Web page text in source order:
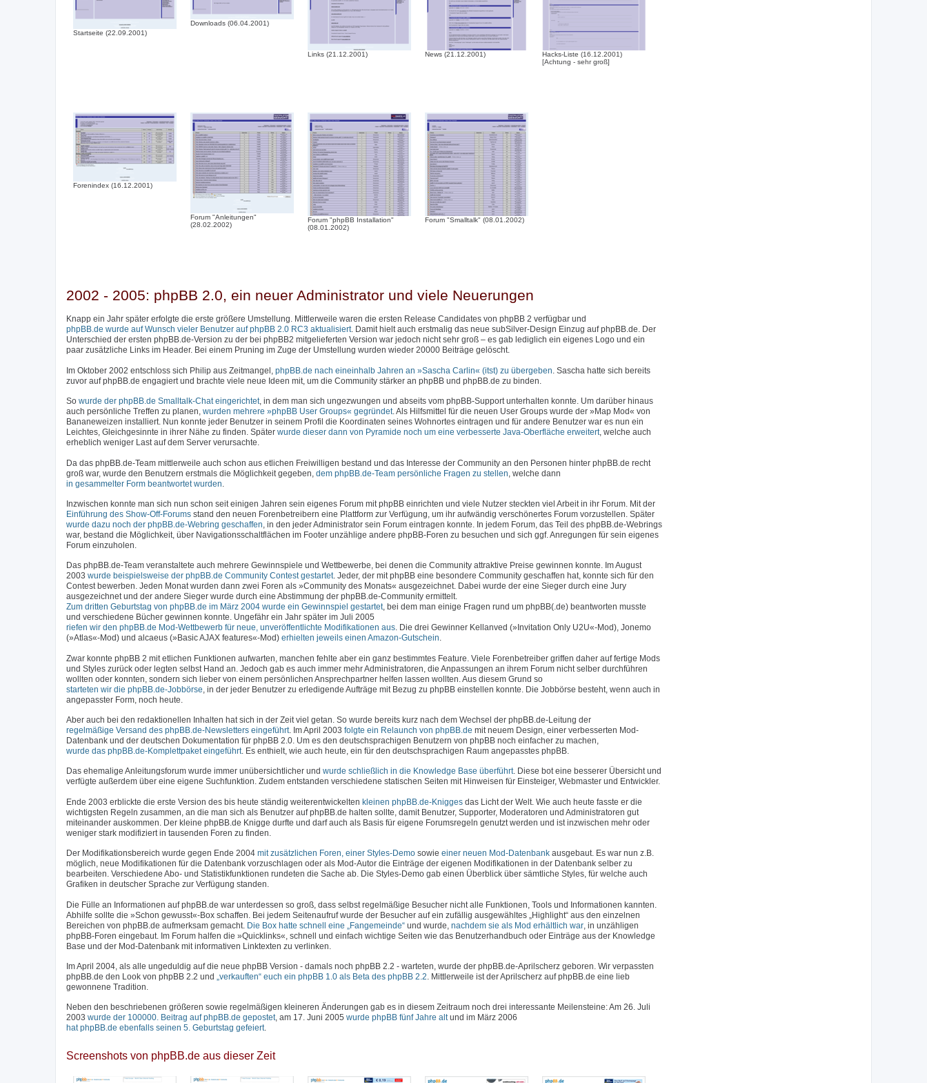
Startseite (22.09.2001)
Downloads (06.04.2001)
Links (21.12.2001) News (21.12.2001)
Hacks-Liste (16.12.2001)
[Achtung - sehr groß]
Forenindex (16.12.2001)
Forum "Anleitungen"
(28.02.2002)
Forum "phpBB Installation"
(08.01.2002)
Forum "Smalltalk" (08.01.2002)
2002 - 2005: phpBB 2.0, ein neuer Administrator und viele Neuerungen
Knapp ein Jahr später erfolgte die erste größere Umstellung. Mittlerweile waren die ersten Release Candidates von phpBB 2 verfügbar und
phpBB.de wurde auf Wunsch vieler Benutzer auf phpBB 2.0 RC3 aktualisiert. Damit hielt auch erstmalig das neue subSilver-Design Einzug auf phpBB.de. Der
Unterschied der ersten phpBB.de-Version zu der bei phpBB2 mitgelieferten Version war jedoch nicht sehr groß – es gab lediglich ein eigenes Logo und ein
paar zusätzliche Links im Header. Bei einem Pruning im Zuge der Umstellung wurden wieder 20000 Beiträge gelöscht.
Im Oktober 2002 entschloss sich Philip aus Zeitmangel, phpBB.de nach eineinhalb Jahren an »Sascha Carlin« (itst) zu übergeben . Sascha hatte sich bereits
zuvor auf phpBB.de engagiert und brachte viele neue Ideen mit, um die Community stärker an phpBB und phpBB.de zu binden.
So wurde der phpBB.de Smalltalk-Chat eingerichtet, in dem man sich ungezwungen und abseits vom phpBB-Support unterhalten konnte. Um darüber hinaus
auch persönliche Treffen zu planen, wurden mehrere »phpBB User Groups« gegründet. Als Hilfsmittel für die neuen User Groups wurde der »Map Mod« von
Bananeweizen installiert. Nun konnte jeder Benutzer in seinem Profil die Koordinaten seines Wohnortes eintragen und für andere Benutzer war es nun ein
Leichtes, Gleichgesinnte in ihrer Nähe zu finden. Später wurde dieser dann von Pyramide noch um eine verbesserte Java-Oberfläche erweitert, welche auch
erheblich weniger Last auf dem Server verursachte.
Da das phpBB.de-Team mittlerweile auch schon aus etlichen Freiwilligen bestand und das Interesse der Community an den Personen hinter phpBB.de recht
groß war, wurde den Benutzern erstmals die Möglichkeit gegeben, dem phpBB.de-Team persönliche Fragen zu stellen , welche dann
in gesammelter Form beantwortet wurden
Inzwischen konnte man sich nun schon seit einigen Jahren sein eigenes Forum mit phpBB einrichten und viele Nutzer steckten viel Arbeit in ihr Forum. Mit der
Einführung des Show-Off-Forums stand den neuen Forenbetreibern eine Plattform zur Verfügung, um ihr aufwändig verschönertes Forum vorzustellen. Später
wurde dazu noch der phpBB.de-Webring geschaffen, in den jeder Administrator sein Forum eintragen konnte. In jedem Forum, das Teil des phpBB.de-Webrings
war, bestand die Möglichkeit, über Navigationsschaltflächen im Footer unzählige andere phpBB-Foren zu besuchen und sich ggf. Anregungen für sein eigenes
Forum einzuholen.
Das phpBB.de-Team veranstaltete auch mehrere Gewinnspiele und Wettbewerbe, bei denen die Community attraktive Preise gewinnen konnte. Im August
2003 wurde beispielsweise der phpBB.de Community Contest gestartet. Jeder, der mit phpBB eine besondere Community geschaffen hat, konnte sich für den
Contest bewerben. Jeden Monat wurden dann zwei Foren als »Community des Monats« ausgezeichnet. Dabei wurde der eine Sieger durch eine Jury
ausgezeichnet und der andere Sieger wurde durch eine Abstimmung der phpBB.de-Community ermittelt.
Zum dritten Geburtstag von phpBB.de im März 2004 wurde ein Gewinnspiel gestartet, bei dem man einige Fragen rund um phpBB(.de) beantworten musste
und verschiedene Bücher gewinnen konnte. Ungefähr ein Jahr später im Juli 2005
riefen wir den phpBB.de Mod-Wettbewerb für neue, unveröffentlichte Modifikationen aus. Die drei Gewinner Kellanved (»Invitation Only U2U«-Mod), Jonemo
(»Atlas«-Mod) und alcaeus (»Basic AJAX features«-Mod) erhielten jeweils einen Amazon-Gutschein.
Zwar konnte phpBB 2 mit etlichen Funktionen aufwarten, manchen fehlte aber ein ganz bestimmtes Feature. Viele Forenbetreiber griffen daher auf fertige Mods
und Styles zurück oder legten selbst Hand an. Jedoch gab es auch immer mehr Administratoren, die Anpassungen an ihrem Forum nicht selber durchführen
wollten oder konnten, sondern sich lieber von einem persönlichen Ansprechpartner helfen lassen wollten. Aus diesem Grund so
starteten wir die phpBB.de-Jobbörse , in der jeder Benutzer zu erledigende Aufträge mit Bezug zu phpBB einstellen konnte. Die Jobbörse besteht, wenn auch in
angepasster Form, noch heute.
Aber auch bei den redaktionellen Inhalten hat sich in der Zeit viel getan. So wurde bereits kurz nach dem Wechsel der phpBB.de-Leitung der
regelmäßige Versand des phpBB.de-Newsletters eingeführt. Im April 2003 folgte ein Relaunch von phpBB.de mit neuem Design, einer verbesserten Mod-
Datenbank und der deutschen Dokumentation für phpBB 2.0. Um es den deutschsprachigen Benutzern von phpBB noch einfacher zu machen,
wurde das phpBB.de-Komplettpaket eingeführt. Es enthielt, wie auch heute, ein für den deutschsprachigen Raum angepasstes phpBB.
Das ehemalige Anleitungsforum wurde immer unübersichtlicher und wurde schließlich in die Knowledge Base überführt. Diese bot eine besserer Übersicht und
verfügte außerdem über eine eigene Suchfunktion. Zudem entstanden verschiedene statischen Seiten mit Hinweisen für Einsteiger, Webmaster und Entwickler.
Ende 2003 erblickte die erste Version des bis heute ständig weiterentwickelten kleinen phpBB.de-Knigges das Licht der Welt. Wie auch heute fasste er die
wichtigsten Regeln zusammen, an die man sich als Benutzer auf phpBB.de halten sollte, damit Benutzer, Supporter, Moderatoren und Administratoren gut
miteinander auskommen. Der kleine phpBB.de Knigge durfte und darf auch als Basis für eigene Forumsregeln genutzt werden und ist inzwischen mehr oder
weniger stark modifiziert in tausenden Foren zu finden.
Der Modifikationsbereich wurde gegen Ende 2004 mit zusätzlichen Foren, einer Styles-Demo sowie einer neuen Mod-Datenbank ausgebaut. Es war nun z.B.
möglich, neue Modifikationen für die Datenbank vorzuschlagen oder als Mod-Autor die Einträge der eigenen Modifikationen in der Datenbank selber zu
bearbeiten. Verschiedene Abo- und Statistikfunktionen rundeten die Sache ab. Die Styles-Demo gab einen Überblick über sämtliche Styles, für welche auch
Grafiken in deutscher Sprache zur Verfügung standen.
Die Fülle an Informationen auf phpBB.de war unterdessen so groß, dass selbst regelmäßige Besucher nicht alle Funktionen, Tools und Informationen kannten.
Abhilfe sollte die »Schon gewusst«-Box schaffen. Bei jedem Seitenaufruf wurde der Besucher auf ein zufällig ausgewähltes „Highlight“ aus den einzelnen
Bereichen von phpBB.de aufmerksam gemacht. Die Box hatte schnell eine „Fangemeinde“ und wurde, nachdem sie als Mod erhältlich war , in unzähligen
phpBB-Foren eingebaut. Im Forum halfen die »Quicklinks«, schnell und einfach wichtige Seiten wie das Benutzerhandbuch oder Einträge aus der Knowledge
Base und der Mod-Datenbank mit informativen Linktexten zu verlinken.
Im April 2004, als alle ungeduldig auf die neue phpBB Version - damals noch phpBB 2.2 - warteten, wurde der phpBB.de-Aprilscherz geboren. Wir verpassten
phpBB.de den Look von phpBB 2.2 und „verkauften“ euch ein phpBB 1.0 als Beta des phpBB 2.2. Mittlerweile ist der Aprilscherz auf phpBB.de eine lieb
gewonnene Tradition.
Neben den beschriebenen größeren sowie regelmäßigen kleineren Änderungen gab es in diesem Zeitraum noch drei interessante Meilensteine: Am 26. Juli
2003 wurde der 100000. Beitrag auf phpBB.de gepostet, am 17. Juni 2005 wurde phpBB fünf Jahre altund im März 2006
hat phpBB.de ebenfalls seinen 5. Geburtstag gefeiert.
Screenshots von phpBB.de aus dieser Zeit